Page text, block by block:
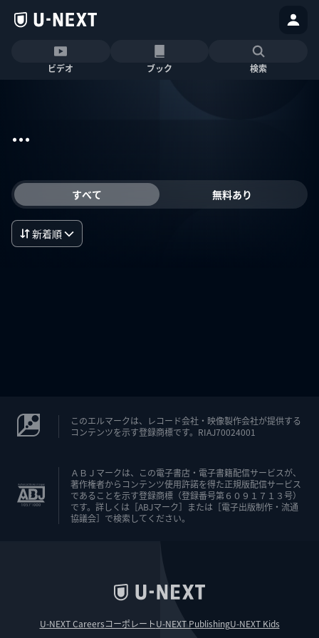
ビデオ ブック 検索
...
すべて 無料あり
新着順
このエルマークは、レコード会社・映像製作会社が提供する
コンテンツを示す登録商標です。RIAJ70024001
ＡＢＪマークは、この電子書店・電子書籍配信サービスが、
著作権者からコンテンツ使用許諾を得た正規版配信サービス
であることを示す登録商標（登録番号第６０９１７１３号）
です。詳しくは［ABJマーク］または［電子出版制作・流通
協議会］で検索してください。
U-NEXT CareersコーポレートU-NEXT PublishingU-NEXT Kids